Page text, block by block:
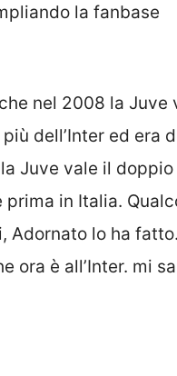
la fanbase
nel 2008 la Juve
dell’Inter ed era
Juve vale il doppio
prima in Italia.
Adornato lo ha
ora è all’Inter. mi sa